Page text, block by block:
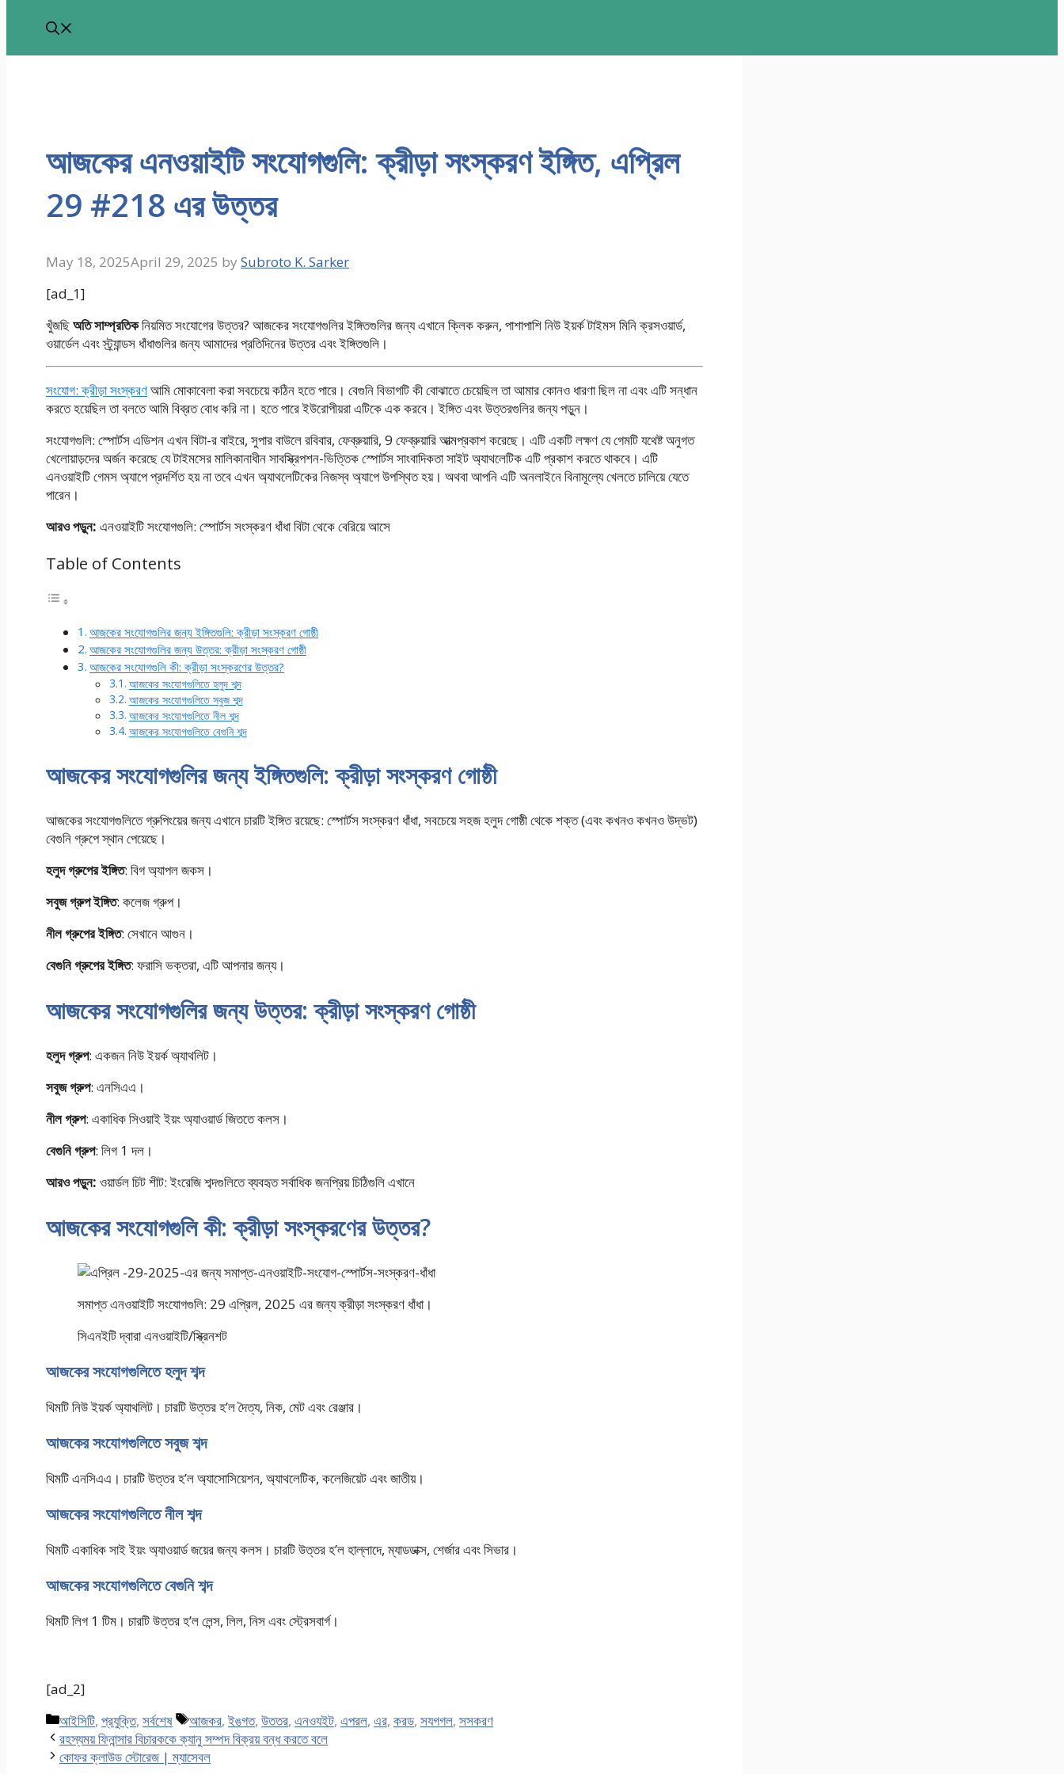
আজকের এনওয়াইটি সংযোগগুলি: ক্রীড়া সংস্করণ ইঙ্গিত, এপ্রিল
29 #218 এর উত্তর
May 18, 2025April 29, 2025 by Subroto K. Sarker
[ad_1]
খুঁজছিঅতি সাম্প্রতিকনিয়মিত সংযোগের উত্তর? আজকের সংযোগগুলির ইঙ্গিতগুলির জন্য এখানে ক্লিক করুন, পাশাপাশি নিউ ইয়র্ক টাইমস মিনি ক্রসওয়ার্ড,
ওয়ার্ডেল এবং স্ট্র্যান্ডস ধাঁধাগুলির জন্য আমাদের প্রতিদিনের উত্তর এবং ইঙ্গিতগুলি।
সংযোগ: ক্রীড়া সংস্করণআমি মোকাবেলা করা সবচেয়ে কঠিন হতে পারে। বেগুনি বিভাগটি কী বোঝাতে চেয়েছিল তা আমার কোনও ধারণা ছিল না এবং এটি সন্ধান
করতে হয়েছিল তা বলতে আমি বিব্রত বোধ করি না। হতে পারে ইউরোপীয়রা এটিকে এক করবে। ইঙ্গিত এবং উত্তরগুলির জন্য পড়ুন।
সংযোগগুলি: স্পোর্টস এডিশন এখন বিটা-র বাইরে, সুপার বাউলে রবিবার, ফেব্রুয়ারি, 9 ফেব্রুয়ারি আত্মপ্রকাশ করেছে। এটি একটি লক্ষণ যে গেমটি যথেষ্ট অনুগত
খেলোয়াড়দের অর্জন করেছে যে টাইমসের মালিকানাধীন সাবস্ক্রিপশন-ভিত্তিক স্পোর্টস সাংবাদিকতা সাইট অ্যাথলেটিক এটি প্রকাশ করতে থাকবে। এটি
এনওয়াইটি গেমস অ্যাপে প্রদর্শিত হয় না তবে এখন অ্যাথলেটিকের নিজস্ব অ্যাপে উপস্থিত হয়। অথবা আপনি এটি অনলাইনে বিনামূল্যে খেলতে চালিয়ে যেতে
পারেন।
আরও পড়ুন: এনওয়াইটি সংযোগগুলি: স্পোর্টস সংস্করণ ধাঁধা বিটা থেকে বেরিয়ে আসে
Table of Contents
আজকের সংযোগগুলির জন্য ইঙ্গিতগুলি: ক্রীড়া সংস্করণ গোষ্ঠী
আজকের সংযোগগুলির জন্য উত্তর: ক্রীড়া সংস্করণ গোষ্ঠী
আজকের সংযোগগুলি কী: ক্রীড়া সংস্করণের উত্তর?
আজকের সংযোগগুলিতে হলুদ শব্দ
আজকের সংযোগগুলিতে সবুজ শব্দ
আজকের সংযোগগুলিতে নীল শব্দ
আজকের সংযোগগুলিতে বেগুনি শব্দ
আজকের সংযোগগুলির জন্য ইঙ্গিতগুলি: ক্রীড়া সংস্করণ গোষ্ঠী
আজকের সংযোগগুলিতে গ্রুপিংয়ের জন্য এখানে চারটি ইঙ্গিত রয়েছে: স্পোর্টস সংস্করণ ধাঁধা, সবচেয়ে সহজ হলুদ গোষ্ঠী থেকে শক্ত (এবং কখনও কখনও উদ্ভট)
বেগুনি গ্রুপে স্থান পেয়েছে।
হলুদ গ্রুপের ইঙ্গিত: বিগ অ্যাপল জকস।
সবুজ গ্রুপ ইঙ্গিত: কলেজ গ্রুপ।
নীল গ্রুপের ইঙ্গিত: সেখানে আগুন।
বেগুনি গ্রুপের ইঙ্গিত: ফরাসি ভক্তরা, এটি আপনার জন্য।
আজকের সংযোগগুলির জন্য উত্তর: ক্রীড়া সংস্করণ গোষ্ঠী
হলুদ গ্রুপ: একজন নিউ ইয়র্ক অ্যাথলিট।
সবুজ গ্রুপ: এনসিএএ।
নীল গ্রুপ: একাধিক সিওয়াই ইয়ং অ্যাওয়ার্ড জিততে কলস।
বেগুনি গ্রুপ: লিগ 1 দল।
আরও পড়ুন: ওয়ার্ডল চিট শীট: ইংরেজি শব্দগুলিতে ব্যবহৃত সর্বাধিক জনপ্রিয় চিঠিগুলি এখানে
আজকের সংযোগগুলি কী: ক্রীড়া সংস্করণের উত্তর?
সমাপ্ত এনওয়াইটি সংযোগগুলি: 29 এপ্রিল, 2025 এর জন্য ক্রীড়া সংস্করণ ধাঁধা।
সিএনইটি দ্বারা এনওয়াইটি/স্ক্রিনশট
আজকের সংযোগগুলিতে হলুদ শব্দ
থিমটি নিউ ইয়র্ক অ্যাথলিট। চারটি উত্তর হ’ল দৈত্য, নিক, মেট এবং রেঞ্জার।
আজকের সংযোগগুলিতে সবুজ শব্দ
থিমটি এনসিএএ। চারটি উত্তর হ’ল অ্যাসোসিয়েশন, অ্যাথলেটিক, কলেজিয়েট এবং জাতীয়।
আজকের সংযোগগুলিতে নীল শব্দ
থিমটি একাধিক সাই ইয়ং অ্যাওয়ার্ড জয়ের জন্য কলস। চারটি উত্তর হ’ল হাল্লাদে, ম্যাডডাক্স, শের্জার এবং সিভার।
আজকের সংযোগগুলিতে বেগুনি শব্দ
থিমটি লিগ 1 টিম। চারটি উত্তর হ’ল লেন্স, লিল, নিস এবং স্ট্রেসবার্গ।
[ad_2]
Categories
আইসিটি, প্রযুক্তি, সর্বশেষ Tags
আজকর,ইঙগত, উততর, এনওযইট, এপরল, এর, করড, সযগগল, সসকরণ
রহস্যময় ফিনান্সার বিচারককে ক্যানু সম্পদ বিক্রয় বন্ধ করতে বলে
কোফর ক্লাউড স্টোরেজ | ম্যাসেবল